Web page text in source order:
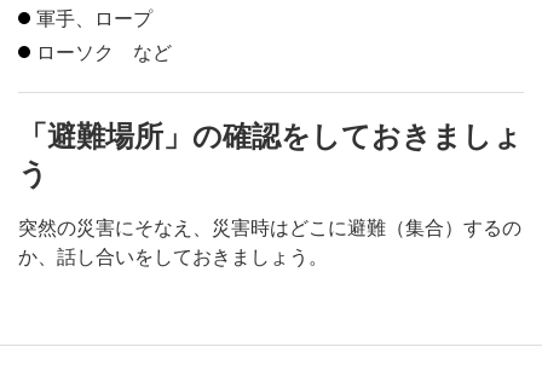
軍手、ロープ
ローソク など
「避難場所」の確認をしておきましょ
う
突然の災害にそなえ、災害時はどこに避難（集合）するの
か、話し合いをしておきましょう。